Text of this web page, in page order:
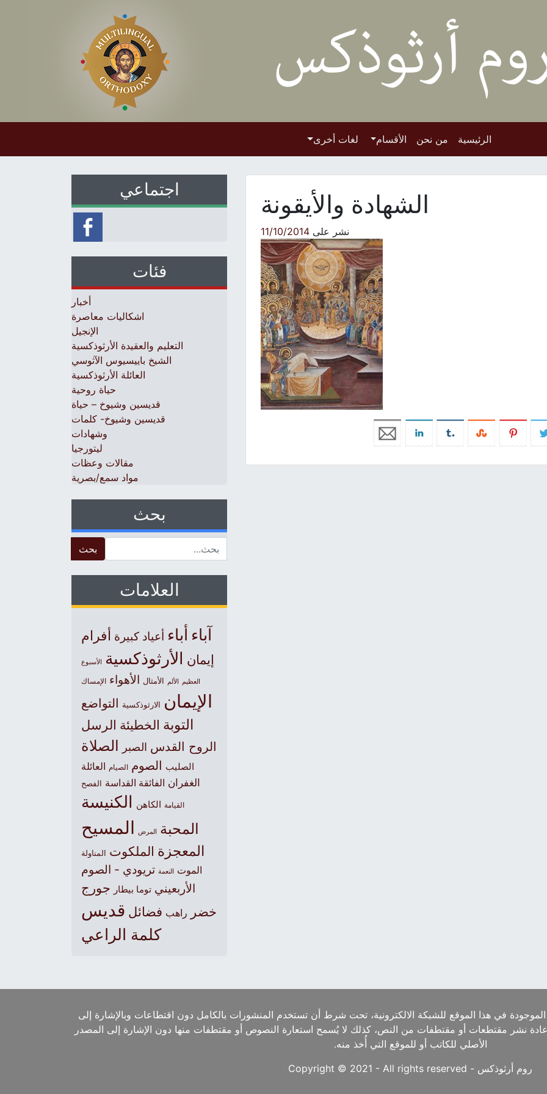
الرئيسية من نحن الأقسام لغات أخرى
الشهادة والأيقونة
نشر على 11/10/2014
اجتماعي
فئات
أخبار
اشكاليات معاصرة
الإنجيل
التعليم والعقيدة الأرثوذكسية
الشيخ باييسيوس الآثوسي
العائلة الأرثوذكسية
حياة روحية
قديسين وشيوخ – حياة
قديسين وشيوخ- كلمات
وشهادات
ليتورجيا
مقالات وعظات
مواد سمع/بصرية
بحث
العلامات
آباء أباء أعياد كبيرة أفرام
إيمان الأرثوذكسية الأسبوع
العظيم الألم الأمثال الأهواء الإمساك
الإيمان الارثوذكسية التواضع
التوبة الخطيئة الرسل
الروح القدس الصبر الصلاة
الصليب الصوم الصيام العائلة
الغفران الفائقة القداسة الفصح
القيامة الكاهن الكنيسة
المحبة المرض المسيح
المعجزة الملكوت المناولة
الموت النعمة تريودي - الصوم
الأربعيني توما بيطار جورج
خضر راهب فضائل قديس
كلمة الراعي
في هذا الموقع للشبكة الالكترونية، تحت شرط أن تستخدم المنشورات بالكامل دون اقتطاعات وبالإشارة إلى
نشر مقتطعات أو مقتطفات من النص، كذلك لا يُسمح استعارة النصوص أو مقتطفات منها دون الإشارة إلى المصدر
الأصلي للكاتب أو للموقع التي أُخذ منه.
روم أرثوذكس - Copyright © 2021 - All rights reserved